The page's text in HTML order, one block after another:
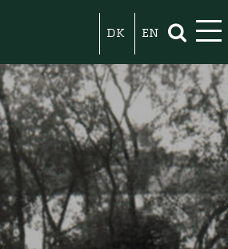
DK EN